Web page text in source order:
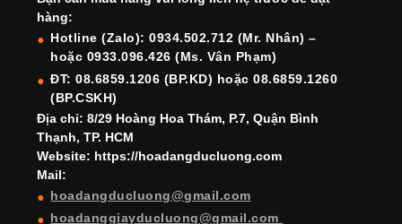
b
o
o
k
a
m
st dI
n
u
b
e
u
b
e
h
hàng:
Hotline (Zalo): 0934.502.712 (Mr. Nhân) –
hoặc 0933.096.426 (Ms. Vân Phạm)
ĐT: 08.6859.1206 (BP.KD) hoặc 08.6859.1260
(BP.CSKH)
Địa chỉ: 8/29 Hoàng Hoa Thám, P.7, Quận Bình
Thạnh, TP. HCM
Website: https://hoadangducluong.com
Mail:
hoadangducluong@gmail.com
hoadanggiayducluong@gmail.com